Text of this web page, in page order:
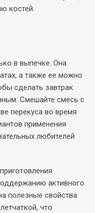
костей.
в выпечке. Она
а также ее можно
сделать завтрак
Смешайте смесь с
перекуса во время
применения
любителей
активного
полезные свойства
что